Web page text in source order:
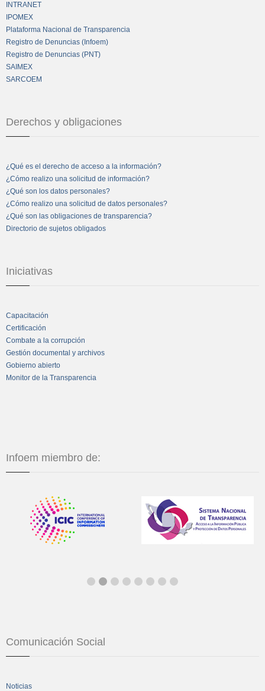
INTRANET
IPOMEX
Plataforma Nacional de Transparencia
Registro de Denuncias (Infoem)
Registro de Denuncias (PNT)
SAIMEX
SARCOEM
Derechos y obligaciones
¿Qué es el derecho de acceso a la información?
¿Cómo realizo una solicitud de información?
¿Qué son los datos personales?
¿Cómo realizo una solicitud de datos personales?
¿Qué son las obligaciones de transparencia?
Directorio de sujetos obligados
Iniciativas
Capacitación
Certificación
Combate a la corrupción
Gestión documental y archivos
Gobierno abierto
Monitor de la Transparencia
Infoem miembro de:
Comunicación Social
Noticias